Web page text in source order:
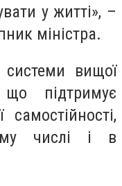
у житті», –
міністра.
вищої
підтримує
числі і в